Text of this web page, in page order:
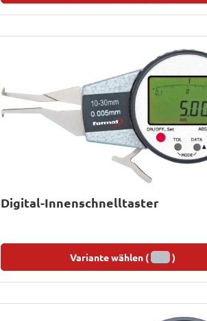
Digital-Innenschnelltaster
Variante wählen ( )